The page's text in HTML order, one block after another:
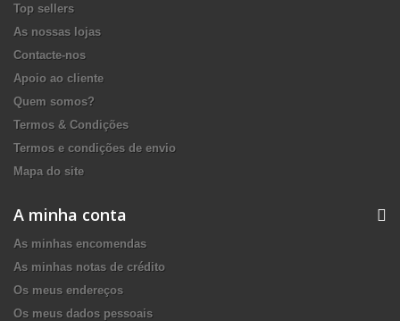
Top sellers
As nossas lojas
Contacte-nos
Apoio ao cliente
Quem somos?
Termos & Condições
Termos e condições de envio
Mapa do site
A minha conta
As minhas encomendas
As minhas notas de crédito
Os meus endereços
Os meus dados pessoais